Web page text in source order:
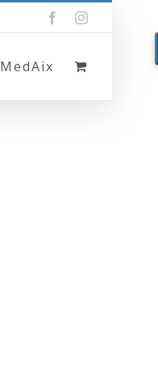
FacebookInstagram
MedAix